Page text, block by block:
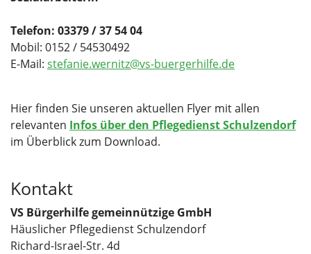
Telefon: 03379 / 37 54 04
Mobil: ‭0152 / 54530492‬
E-Mail: stefanie.wernitz@vs-buergerhilfe.de
Hier finden Sie unseren aktuellen Flyer mit allen
relevanten Infos über den Pflegedienst Schulzendorf
im Überblick zum Download.
Kontakt
VS Bürgerhilfe gemeinnützige GmbH
Häuslicher Pflegedienst Schulzendorf
Richard-Israel-Str. 4d